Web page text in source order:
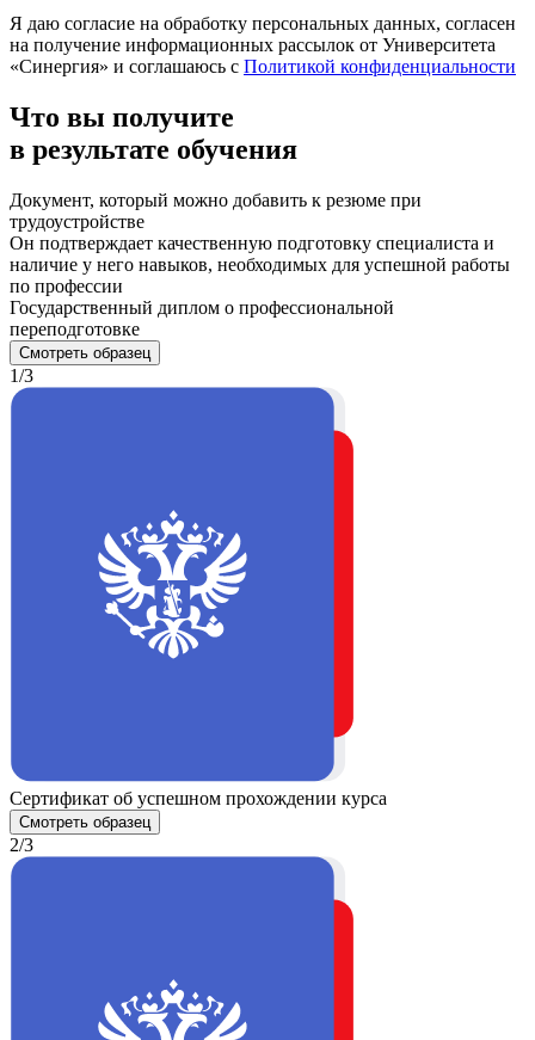
Я даю согласие на обработку персональных данных, согласен
на получение информационных рассылок от Университета
«Синергия» и соглашаюсь c Политикой конфиденциальности
Что вы получите
в результате обучения
Документ, который можно добавить к резюме при
трудоустройстве
Он подтверждает качественную подготовку специалиста и
наличие у него навыков, необходимых для успешной работы
по профессии
Государственный диплом о профессиональной
переподготовке
Смотреть образец
1/3
Сертификат об успешном прохождении курса
Смотреть образец
2/3